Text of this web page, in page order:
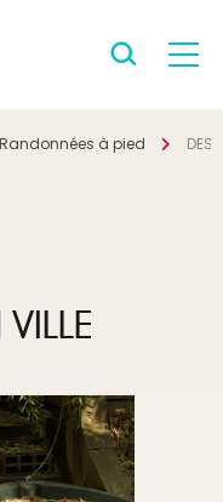
Randonnées à pied DES